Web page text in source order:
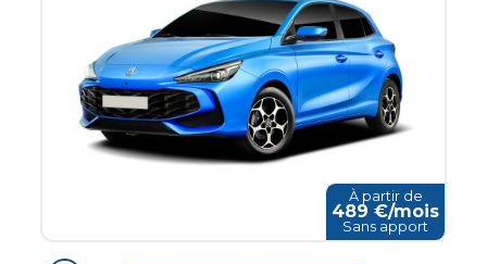
À partir de
489 €/mois
Sans apport